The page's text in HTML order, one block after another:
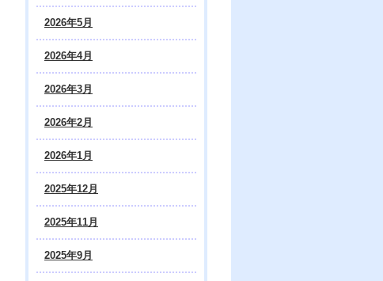
2026年5月
2026年4月
2026年3月
2026年2月
2026年1月
2025年12月
2025年11月
2025年9月